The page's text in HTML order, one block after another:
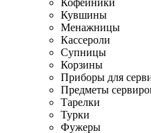
Кофейники
Кувшины
Менажницы
Кассероли
Супницы
Корзины
Приборы для
Предметы
Тарелки
Турки
Фужеры